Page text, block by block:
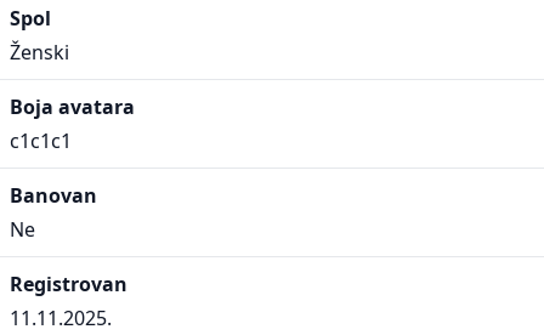
Spol
Ženski
Boja avatara
c1c1c1
Banovan
Ne
Registrovan
11.11.2025.